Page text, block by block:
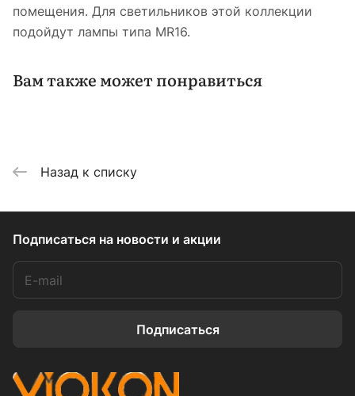
помещения. Для светильников этой коллекции
подойдут лампы типа MR16.
Вам также может понравиться
Назад к списку
Подписаться на новости и акции
Подписаться